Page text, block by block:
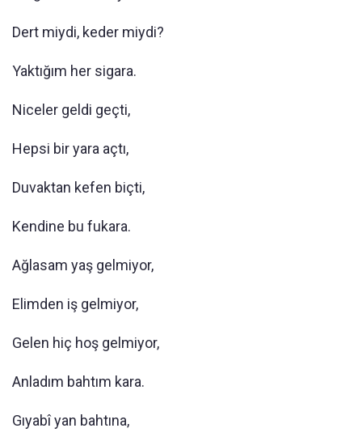
Dert miydi, keder miydi?
Yaktığım her sigara.
Niceler geldi geçti,
Hepsi bir yara açtı,
Duvaktan kefen biçti,
Kendine bu fukara.
Ağlasam yaş gelmiyor,
Elimden iş gelmiyor,
Gelen hiç hoş gelmiyor,
Anladım bahtım kara.
Gıyabî yan bahtına,